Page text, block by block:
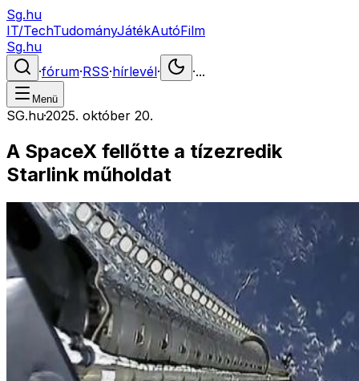
Sg.hu
IT/TechTudományJátékAutóFilm
Sg.hu
·fórum·RSS·hírlevél· ·...
Menü
SG.hu·2025. október 20.
A SpaceX fellőtte a tízezredik
Starlink műholdat